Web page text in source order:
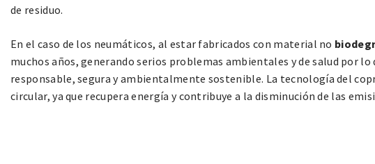
de residuo.
En el caso de los neumáticos, al estar fabricados con material no
muchos años, generando serios problemas ambientales y de salud por lo
responsable, segura y ambientalmente sostenible. La tecnología del
circular, ya que recupera energía y contribuye a la disminución de las